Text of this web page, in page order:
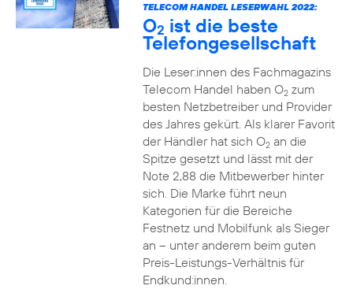
TELECOM HANDEL LESERWAHL 2022:
O2 ist die beste
Telefongesellschaft
Die Leser:innen des Fachmagazins
Telecom Handel haben O2zum
besten Netzbetreiber und Provider
des Jahres gekürt. Als klarer Favorit
der Händler hat sich O2an die
Spitze gesetzt und lässt mit der
Note 2,88 die Mitbewerber hinter
sich. Die Marke führt neun
Kategorien für die Bereiche
Festnetz und Mobilfunk als Sieger
an – unter anderem beim guten
Preis-Leistungs-Verhältnis für
Endkund:innen.